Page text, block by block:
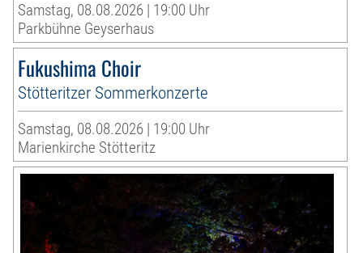
Samstag, 08.08.2026 | 19:00 Uhr
Parkbühne Geyserhaus
Fukushima Choir
Stötteritzer Sommerkonzerte
Samstag, 08.08.2026 | 19:00 Uhr
Marienkirche Stötteritz